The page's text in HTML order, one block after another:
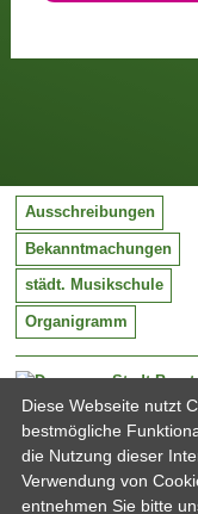
Stadt
32683
Tel:
Email:
Ausschreibungen
Bekanntmachungen
städt. Musikschule
Organigramm
Diese Webseite nutzt
bestmögliche
die Nutzung dieser
Verwendung von
entnehmen Sie bitte